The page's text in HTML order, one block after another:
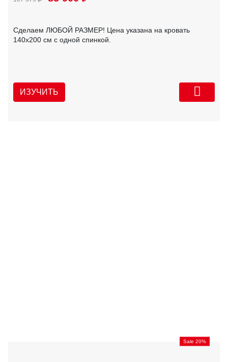
Сделаем ЛЮБОЙ РАЗМЕР! Цена указана на кровать
140х200 см с одной спинкой.
ИЗУЧИТЬ
Sale 20%